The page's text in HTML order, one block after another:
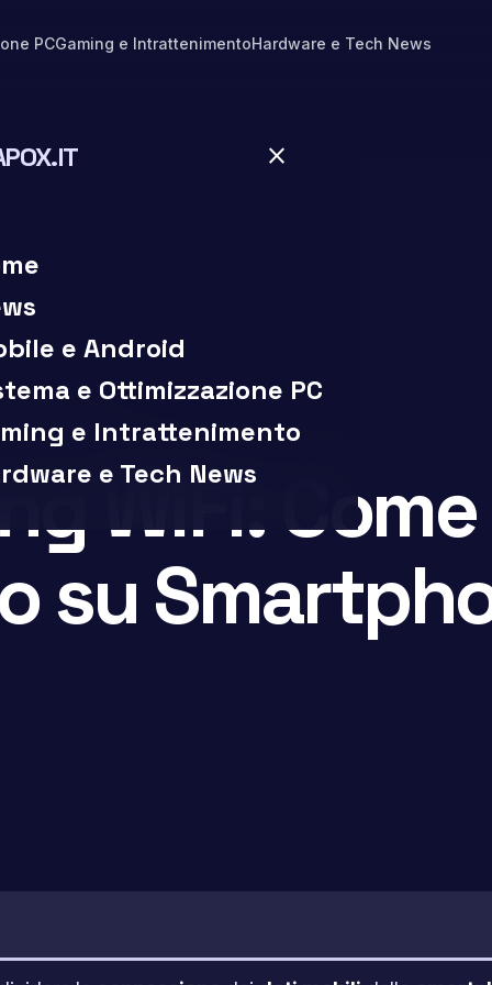
PCGaming e IntrattenimentoHardware e Tech News
close
e Android
e Ottimizzazione PC
e Intrattenimento
e Tech News
15 min di lettura
WiFi: Come
su